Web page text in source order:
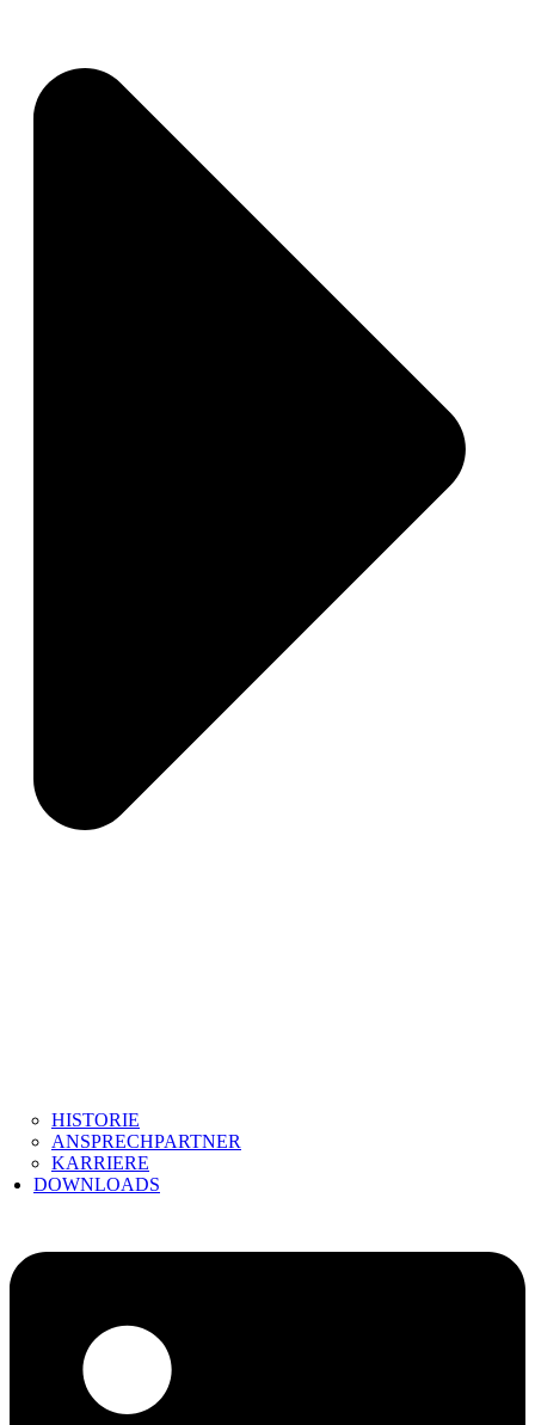
HISTORIE
ANSPRECHPARTNER
KARRIERE
DOWNLOADS